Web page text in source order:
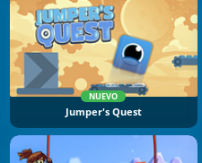
NUEVO
Jumper's Quest